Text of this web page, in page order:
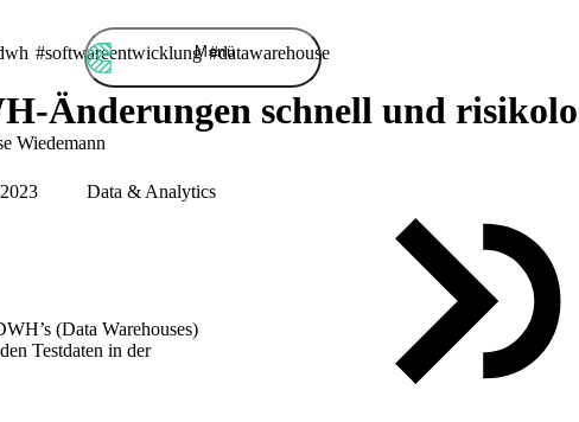
Menü
#softwareentwicklung #datawarehouse
Änderungen schnell und
Wiedemann
Data & Analytics
(Data Warehouses)
Testdaten in der